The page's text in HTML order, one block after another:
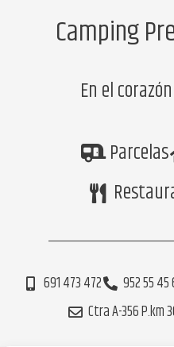
Camping
En el
Parcelas
691 473 472 952 55 45
Ctra A-356 P.km